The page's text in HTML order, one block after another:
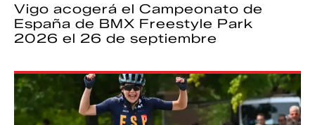
Vigo acogerá el Campeonato de
España de BMX Freestyle Park
2026 el 26 de septiembre